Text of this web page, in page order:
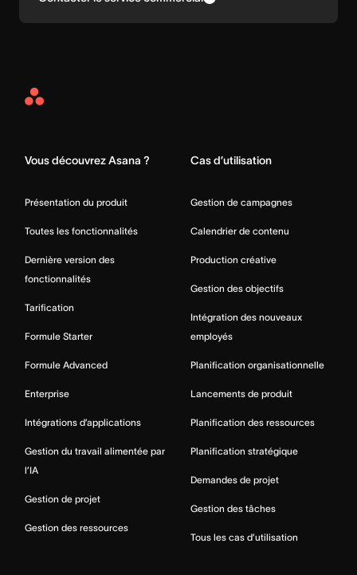
Asana
Vous découvrez Asana ?
Présentation du produit
Toutes les fonctionnalités
Dernière version des
fonctionnalités
Tarification
Formule Starter
Formule Advanced
Enterprise
Intégrations d’applications
Gestion du travail alimentée par
l’IA
Gestion de projet
Gestion des ressources
Cas d’utilisation
Gestion de campagnes
Calendrier de contenu
Production créative
Gestion des objectifs
Intégration des nouveaux
employés
Planification organisationnelle
Lancements de produit
Planification des ressources
Planification stratégique
Demandes de projet
Gestion des tâches
Tous les cas d’utilisation